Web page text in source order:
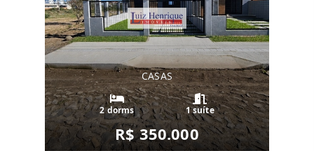
CASAS
2 dorms 1 suíte
R$ 350.000